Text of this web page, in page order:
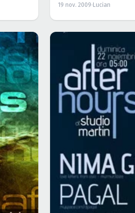
19 nov. 2009·Lucian